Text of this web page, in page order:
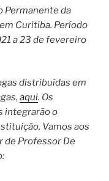
Permanente da
Curitiba. Período
a 23 de fevereiro
distribuídas em
aqui. Os
integrarão o
Vamos aos
de Professor De